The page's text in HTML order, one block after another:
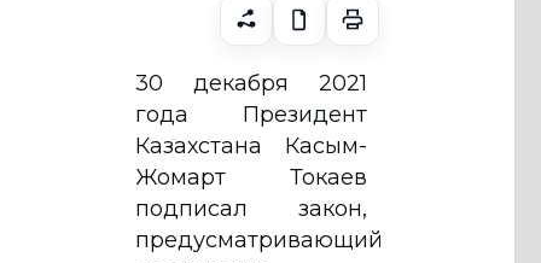
30 декабря 2021
года Президент
Казахстана Касым-
Жомарт Токаев
подписал закон,
предусматривающий